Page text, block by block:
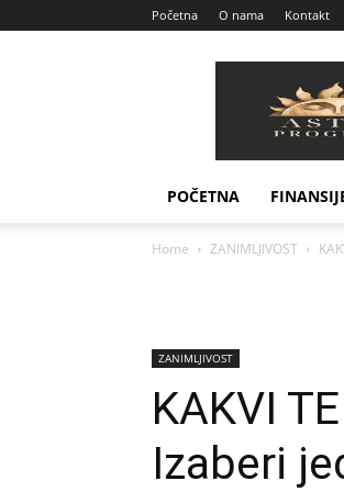
Početna O nama Kontakt
POČETNA
Home ZANIMLJIVOST
ZANIMLJIVOST
KAKVI
Izaberi